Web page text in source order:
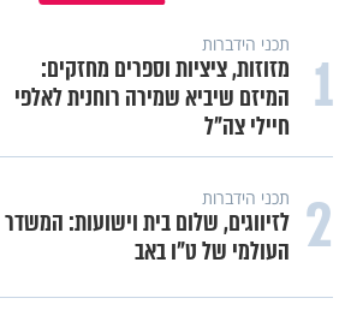
1 תכני הידברות
מזוזות, ציציות וספרים מחזקים:
המיזם שיביא שמירה רוחנית לאלפי
חיילי צה"ל
2 תכני הידברות
לזיווגים, שלום בית וישועות: המשדר
העולמי של ט"ו באב